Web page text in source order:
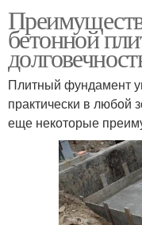
бетонной
Плитный фундамент
практически в любой
еще некоторые